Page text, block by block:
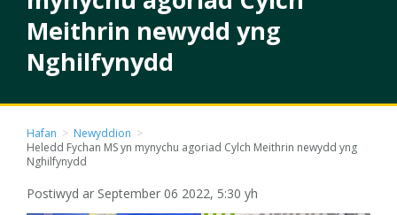
Meithrin newydd yng
Nghilfynydd
Hafan > Newyddion >
Heledd Fychan MS yn mynychu agoriad Cylch Meithrin newydd yng
Nghilfynydd
Postiwyd ar September 06 2022, 5:30 yh